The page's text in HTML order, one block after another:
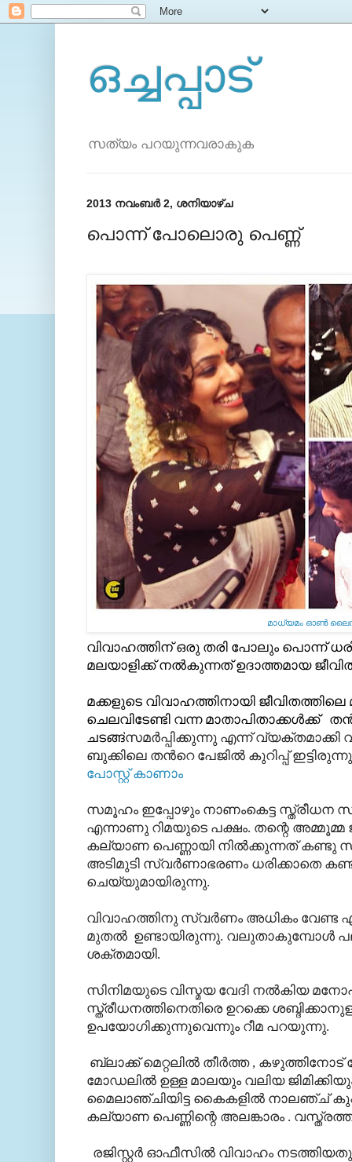
ഒച്ചപ്പാട്
സത്യം പറയുന്നവരാകുക
2013 നവംബർ 2, ശനിയാഴ്‌ച
പൊന്ന് പോലൊരു പെണ്ണ്
മാധ്യമം ഓണ്‍
വിവാഹത്തിന് ഒരു തരി പോലും പൊന്ന്
മലയാളിക്ക് നല്‍കുന്നത് ഉദാത്തമായ
മക്കളുടെ വിവാഹത്തിനായി
ചെലവിടേണ്ടി വന്ന മാതാപിതാക്കള്‍ക്ക്
ചടങ്ങ്സമര്‍പ്പിക്കുന്നു എന്ന് വ്യക്തമാക്കി
ബുക്കിലെ തന്‍റെ പേജില്‍ കുറിപ്പ്
പോസ്റ്റ്‌ കാണാം
സമൂഹം ഇപ്പോഴും നാണംകെട്ട സ്ത്രീധന
എന്നാണു റിമയുടെ പക്ഷം. തന്റെ അമ്മൂമ്മ
കല്യാണ പെണ്ണായി നില്‍ക്കുന്നത് കണ്ടു
അടിമുടി സ്വര്‍ണാഭരണം ധരിക്കാതെ
ചെയ്യുമായിരുന്നു.
വിവാഹത്തിനു സ്വര്‍ണം അധികം വേണ്ട
മുതല്‍ ഉണ്ടായിരുന്നു. വലുതാകുമ്പോള്‍
ശക്തമായി.
സിനിമയുടെ വിസ്മയ വേദി നല്‍കിയ
സ്ത്രീധനത്തിനെതിരെ ഉറക്കെ
ഉപയോഗിക്കുന്നുവെന്നും റീമ പറയുന്നു.
ബ്ലാക്ക്‌ മെറ്റലില്‍ തീര്‍ത്ത ,
മോഡലില്‍ ഉള്ള മാലയും വലിയ ജിമിക്കിയും
മൈലാഞ്ചിയിട്ട കൈകളില്‍ നാലഞ്ച്
കല്യാണ പെണ്ണിന്റെ അലങ്കാരം .
രജിസ്റ്റര്‍ ഓഫീസില്‍ വിവാഹം